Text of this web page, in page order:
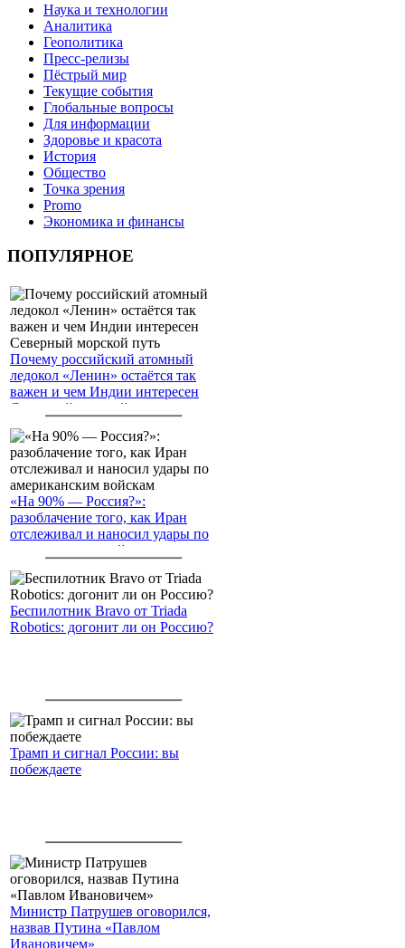
Наука и технологии
Аналитика
Геополитика
Пресс-релизы
Пёстрый мир
Текущие события
Глобальные вопросы
Для информации
Здоровье и красота
История
Общество
Точка зрения
Promo
Экономика и финансы
ПОПУЛЯРНОЕ
Почему российский атомный
ледокол «Ленин» остаётся так
важен и чем Индии интересен
Северный морской путь
«На 90% — Россия?»:
разоблачение того, как Иран
отслеживал и наносил удары по
американским войскам
Беспилотник Bravo от Triada
Robotics: догонит ли он Россию?
Трамп и сигнал России: вы
побеждаете
Министр Патрушев оговорился,
назвав Путина «Павлом
Ивановичем»